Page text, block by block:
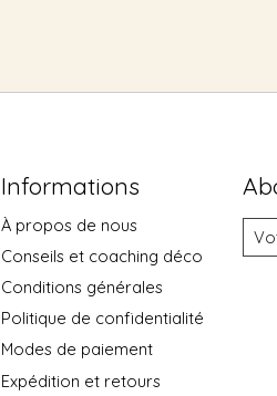
Informations
À propos de nous
Conseils et coaching déco
Conditions générales
Politique de confidentialité
Modes de paiement
Expédition et retours